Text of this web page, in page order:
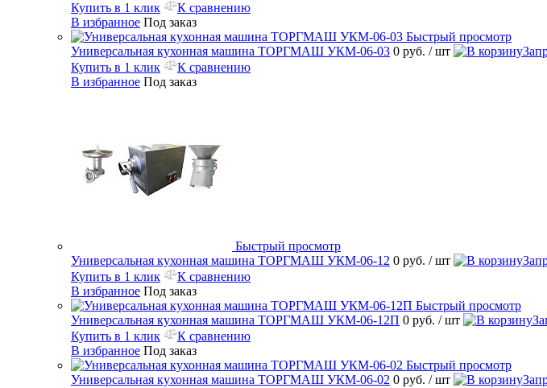
Купить в 1 клик
К сравнению
В избранное Под заказ
Быстрый просмотр
Универсальная кухонная машина ТОРГМАШ УКМ-06-03 0 руб. / шт
Купить в 1 клик
К сравнению
В избранное Под заказ
Быстрый просмотр
Универсальная кухонная машина ТОРГМАШ УКМ-06-12 0 руб. / шт
Купить в 1 клик
К сравнению
В избранное Под заказ
Быстрый просмотр
Универсальная кухонная машина ТОРГМАШ УКМ-06-12П 0 руб. / шт
Купить в 1 клик
К сравнению
В избранное Под заказ
Быстрый просмотр
Универсальная кухонная машина ТОРГМАШ УКМ-06-02 0 руб. / шт